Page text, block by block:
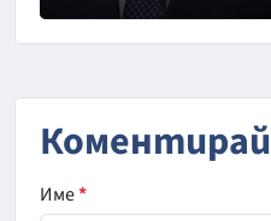
Коментирай
Име*